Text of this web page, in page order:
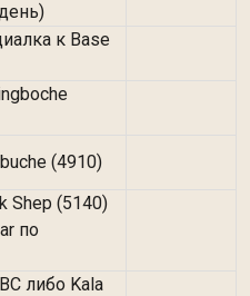
к Base
(4910)
Shep (5140)
по
либо Kala